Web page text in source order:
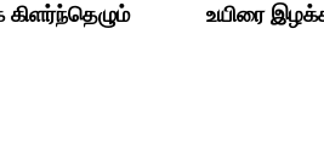
கிளர்ந்தெழும்
உயிரை